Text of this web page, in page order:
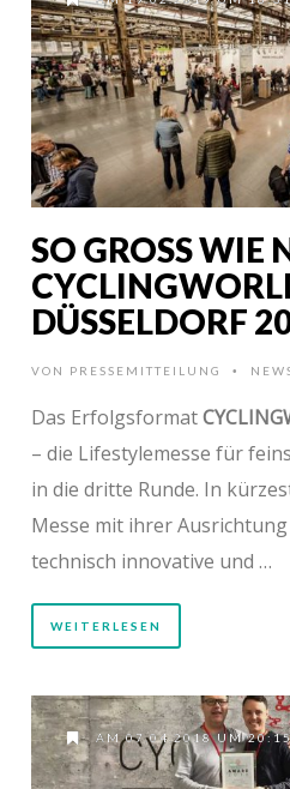
SO GROSS WIE
YCLINGWORLD
ÜSSELDORF
VON PRESSEMITTEILUNG •
Das Erfolgsformat
– die Lifestylemesse für
in die dritte Runde. In
Messe mit ihrer
technisch innovative und …
WEITERLESEN
AM 07.04.2018 UM